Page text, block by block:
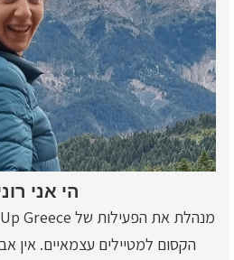
הי אני
הקסום למטיילים עצמאיים. אין